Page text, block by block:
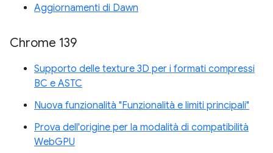
Aggiornamenti di Dawn
Chrome 139
Supporto delle texture 3D per i formati compressi
BC e ASTC
Nuova funzionalità "Funzionalità e limiti principali"
Prova dell'origine per la modalità di compatibilità
WebGPU